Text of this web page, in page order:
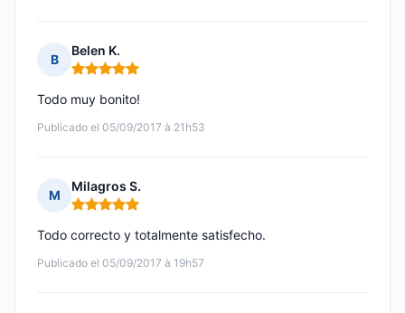
B
Belen K.
Nota: 5 de 5
Publicado el 05/09/2017 à 21h53
Todo muy bonito!
M
Milagros S.
Nota: 5 de 5
Publicado el 05/09/2017 à 19h57
Todo correcto y totalmente satisfecho.